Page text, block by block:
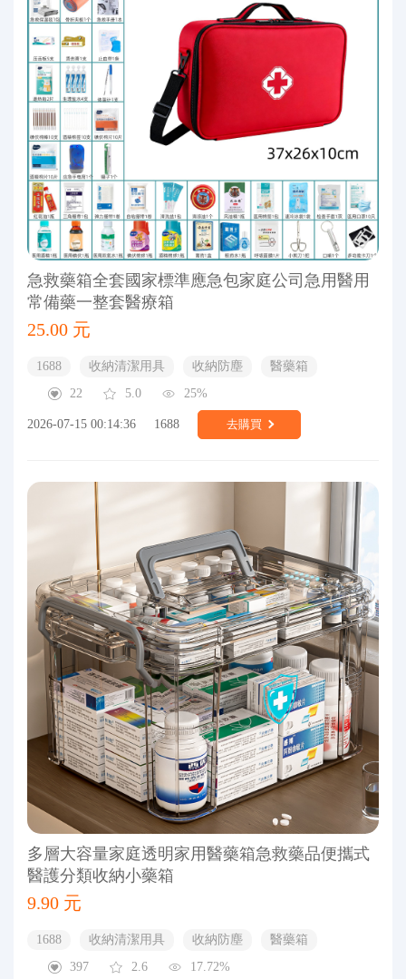
急救藥箱全套國家標準應急包家庭公司急用醫用
常備藥一整套醫療箱
25.00 元
1688 收納清潔用具 收納防塵
醫藥箱
22
5.0 25%
2026-07-15 00:14:36 1688 去購買
多層大容量家庭透明家用醫藥箱急救藥品便攜式
醫護分類收納小藥箱
9.90 元
1688 收納清潔用具 收納防塵
醫藥箱
397
2.6 17.72%